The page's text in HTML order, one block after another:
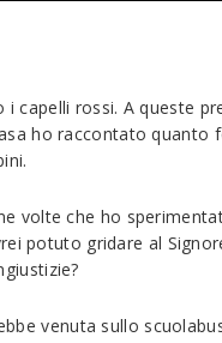
capelli rossi. A queste
ho raccontato
volte che ho
potuto gridare al
venuta sullo